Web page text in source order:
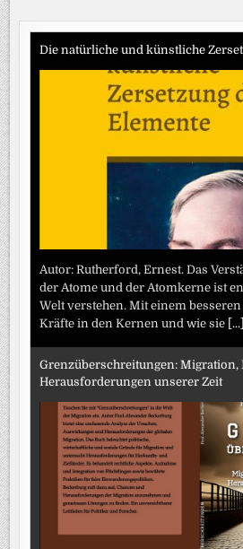
Beiträge
Die natürliche und künstliche
Autor: Rutherford, Ernest. Das
der Atome und der Atomkerne ist
Welt verstehen. Mit einem
Kräfte in den Kernen und wie sie [...]
Grenzüberschreitungen: Migration,
Herausforderungen unserer Zeit